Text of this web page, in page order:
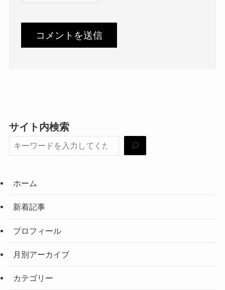
サイト内検索
ホーム
新着記事
プロフィール
月別アーカイブ
カテゴリー